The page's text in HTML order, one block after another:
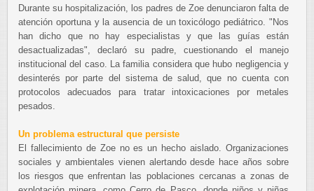
Durante su hospitalización, los padres de Zoe denunciaron falta de
atención oportuna y la ausencia de un toxicólogo pediátrico. "Nos
han dicho que no hay especialistas y que las guías están
desactualizadas", declaró su padre, cuestionando el manejo
institucional del caso. La familia considera que hubo negligencia y
desinterés por parte del sistema de salud, que no cuenta con
protocolos adecuados para tratar intoxicaciones por metales
pesados.
Un problema estructural que persiste
El fallecimiento de Zoe no es un hecho aislado. Organizaciones
sociales y ambientales vienen alertando desde hace años sobre
los riesgos que enfrentan las poblaciones cercanas a zonas de